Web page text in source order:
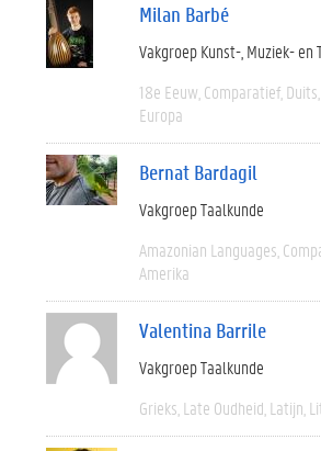
Milan Barbé
Vakgroep Kunst-, Muziek-
18e Eeuw Comparatief Duits
Europa
Bernat Bardagil
Vakgroep Taalkunde
Amazonian Languages
Amerika
Valentina Barrile
Vakgroep Taalkunde
Grieks Late Oudheid Latijn